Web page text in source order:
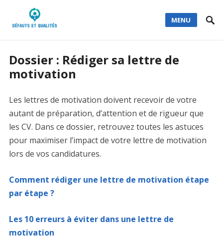
MENU
Dossier : Rédiger sa lettre de
motivation
Les lettres de motivation doivent recevoir de votre
autant de préparation, d’attention et de rigueur que
les CV. Dans ce dossier, retrouvez toutes les astuces
pour maximiser l’impact de votre lettre de motivation
lors de vos candidatures.
Comment rédiger une lettre de motivation étape
par étape ?
Les 10 erreurs à éviter dans une lettre de
motivation